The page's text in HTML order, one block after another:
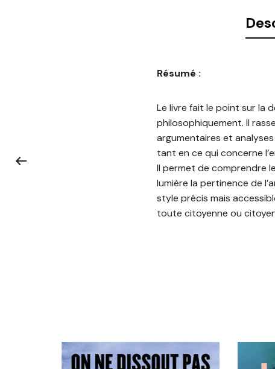
Résumé :
Le livre fait le point sur la
philosophiquement. Il
argumentaires et
tant en ce qui concerne
Il permet de comprendre
lumière la pertinence de
style précis mais
toute citoyenne ou